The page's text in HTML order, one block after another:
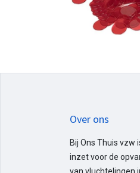
Over ons
Bij Ons Thuis vzw
inzet voor de